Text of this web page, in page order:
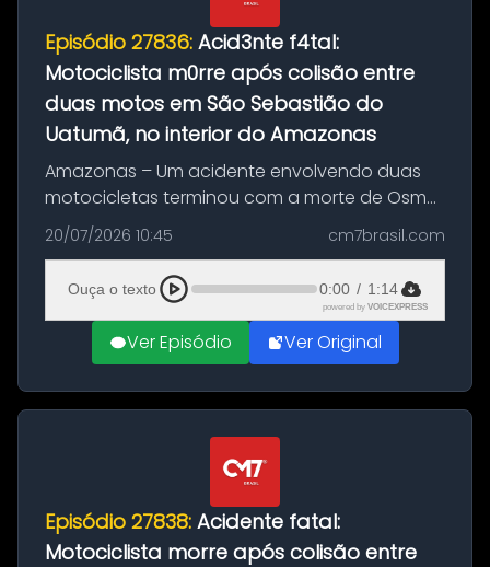
Episódio 27836: Acid3nte f4tal:
Motociclista m0rre após colisão entre
duas motos em São Sebastião do
Uatumã, no interior do Amazonas
Amazonas – Um acidente envolvendo duas
motocicletas terminou com a morte de Osmar
Figueiredo de Souza, de 38 anos, no município
de São Sebastião do Uatumã, no interior do
Amazonas. A colisão ocorreu n...
20/07/2026 10:45 cm7brasil.com
Ouça o texto 0:00 / 1:14
powered by VOICEXPRESS
Ver Episódio Ver Original
Episódio 27838: Acidente fatal:
Motociclista morre após colisão entre